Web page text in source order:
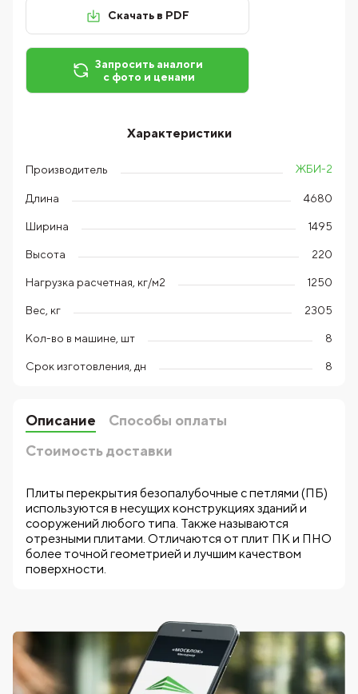
Скачать в PDF
Запросить аналоги
с фото и ценами
Характеристики
Производитель ЖБИ-2
Длина 4680
Ширина 1495
Высота 220
Нагрузка расчетная, кг/м2 1250
Вес, кг 2305
Кол-во в машине, шт 8
Срок изготовления, дн 8
Описание
Способы оплаты
Стоимость доставки
Плиты перекрытия безопалубочные с петлями (ПБ)
используются в несущих конструкциях зданий и
сооружений любого типа. Также называются
отрезными плитами. Отличаются от плит ПК и ПНО
более точной геометрией и лучшим качеством
поверхности.